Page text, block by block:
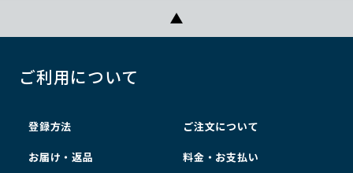
ご利用について
登録方法 ご注文について
お届け・返品 料金・お支払い